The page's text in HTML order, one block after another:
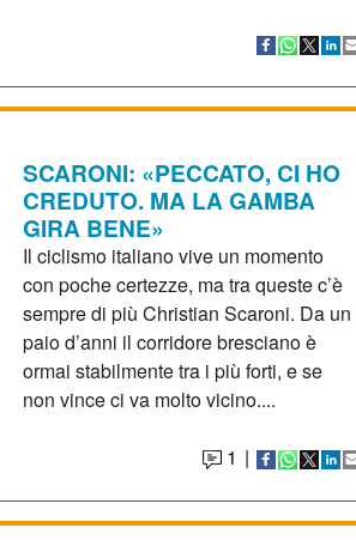
SCARONI: «PECCATO, CI HO
CREDUTO. MA LA GAMBA
GIRA BENE»
Il ciclismo italiano vive un momento
con poche certezze, ma tra queste c’è
sempre di più Christian Scaroni. Da un
paio d’anni il corridore bresciano è
ormai stabilmente tra i più forti, e se
non vince ci va molto vicino....
1 |